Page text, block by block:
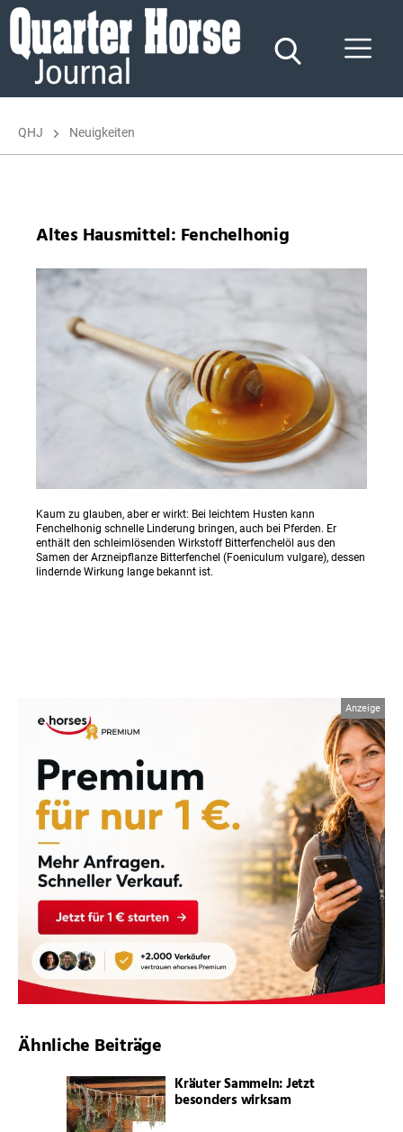
Quarter
Horse
Journal
QHJ Neuigkeiten
Altes Hausmittel: Fenchelhonig
Kaum zu glauben, aber er wirkt: Bei leichtem Husten kann
Fenchelhonig schnelle Linderung bringen, auch bei Pferden. Er
enthält den schleimlösenden Wirkstoff Bitterfenchelöl aus den
Samen der Arzneipflanze Bitterfenchel (Foeniculum vulgare), dessen
lindernde Wirkung lange bekannt ist.
Ähnliche Beiträge
Kräuter Sammeln: Jetzt
besonders wirksam